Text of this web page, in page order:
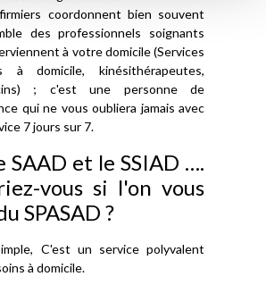
coordonnent bien souvent
des professionnels soignants
à votre domicile (Services
à domicile, kinésithérapeutes,
; c'est une personne de
qui ne vous oubliera jamais avec
7 jours sur 7.
SAAD et le SSIAD ….
vous si l'on vous
SPASAD ?
C'est un service polyvalent
à domicile.